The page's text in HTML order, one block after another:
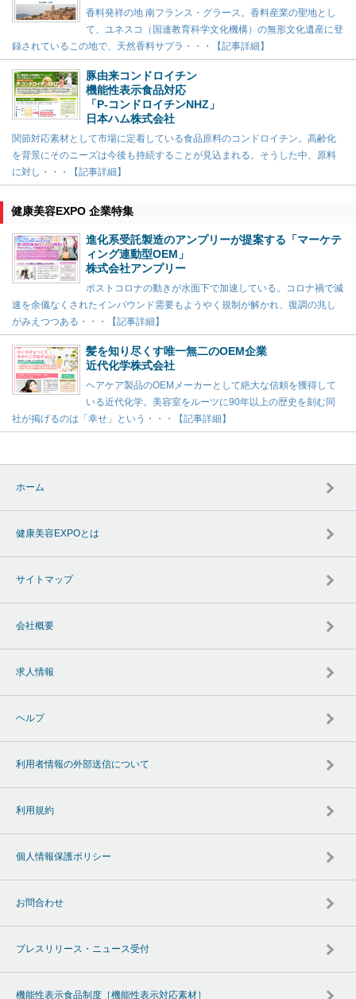
香料発祥の地 南フランス・グラース。香料産業の聖地とし
て、ユネスコ（国連教育科学文化機構）の無形文化遺産に登
録されているこの地で、天然香料サプラ・・・【記事詳細】
豚由来コンドロイチン
機能性表示食品対応
「P-コンドロイチンNHZ」
日本ハム株式会社
関節対応素材として市場に定着している食品原料のコンドロイチン。高齢化
を背景にそのニーズは今後も持続することが見込まれる。そうした中、原料
に対し・・・【記事詳細】
健康美容EXPO 企業特集
進化系受託製造のアンプリーが提案する「マーケテ
ィング連動型OEM」
株式会社アンプリー
ポストコロナの動きが水面下で加速している。コロナ禍で減
速を余儀なくされたインバウンド需要もようやく規制が解かれ、復調の兆し
がみえつつある・・・【記事詳細】
髪を知り尽くす唯一無二のOEM企業
近代化学株式会社
ヘアケア製品のOEMメーカーとして絶大な信頼を獲得して
いる近代化学。美容室をルーツに90年以上の歴史を刻む同
社が掲げるのは「幸せ」という・・・【記事詳細】
ホーム
健康美容EXPOとは
サイトマップ
会社概要
求人情報
ヘルプ
利用者情報の外部送信について
利用規約
個人情報保護ポリシー
お問合わせ
プレスリリース・ニュース受付
機能性表示食品制度［機能性表示対応素材］